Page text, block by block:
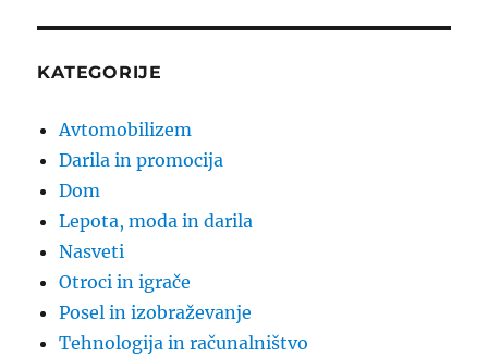
KATEGORIJE
Avtomobilizem
Darila in promocija
Dom
Lepota, moda in darila
Nasveti
Otroci in igrače
Posel in izobraževanje
Tehnologija in računalništvo